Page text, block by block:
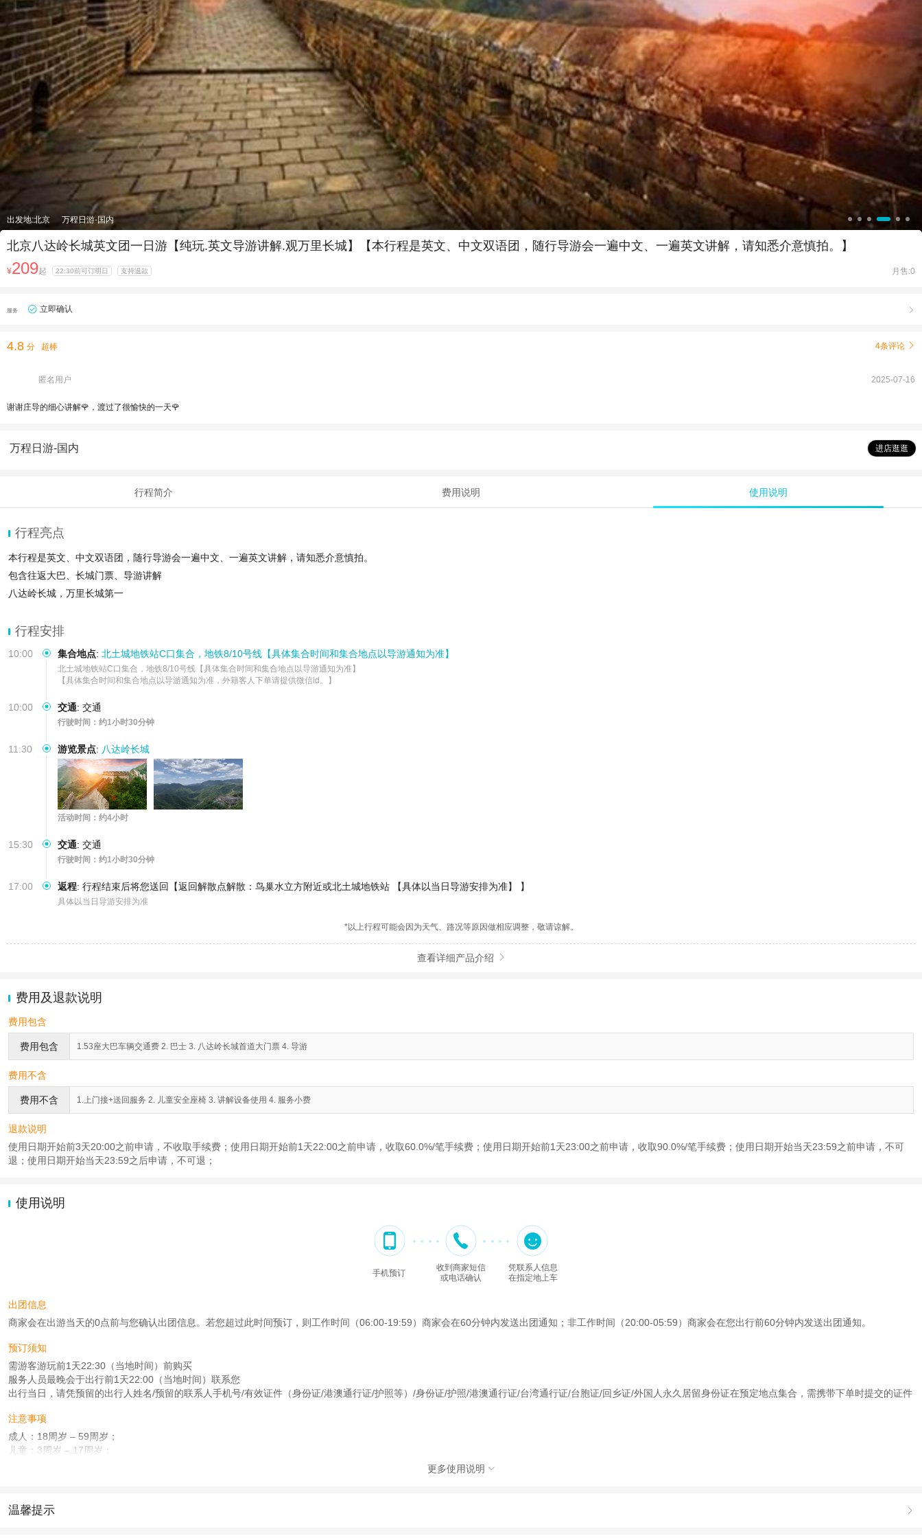
出发地:北京 万程日游-国内
北京八达岭长城英文团一日游【纯玩.英文导游讲解.观万里长城】【本行程是英文、中文双语团，随行导游会一遍中文、一遍英文讲解，请知悉介意慎拍。】
¥209起 22:30前可订明日 支持退款 月售:0
服务 立即确认 
4.8 分 超棒 4条评论 
匿名用户 2025-07-16
谢谢庄导的细心讲解🌹，渡过了很愉快的一天🌹
万程日游-国内 进店逛逛
行程简介 费用说明 使用说明
行程亮点
本行程是英文、中文双语团，随行导游会一遍中文、一遍英文讲解，请知悉介意慎拍。
包含往返大巴、长城门票、导游讲解
八达岭长城，万里长城第一
行程安排
10:00 集合地点: 北土城地铁站C口集合，地铁8/10号线【具体集合时间和集合地点以导游通知为准】
北土城地铁站C口集合，地铁8/10号线【具体集合时间和集合地点以导游通知为准】
【具体集合时间和集合地点以导游通知为准，外籍客人下单请提供微信id。】
10:00 交通: 交通
行驶时间：约1小时30分钟
11:30 游览景点: 八达岭长城
活动时间：约4小时
15:30 交通: 交通
行驶时间：约1小时30分钟
17:00 返程: 行程结束后将您送回【返回解散点解散：鸟巢水立方附近或北土城地铁站 【具体以当日导游安排为准】 】
具体以当日导游安排为准
*以上行程可能会因为天气、路况等原因做相应调整，敬请谅解。
查看详细产品介绍 
费用及退款说明
费用包含
费用包含 1.53座大巴车辆交通费 2. 巴士 3. 八达岭长城首道大门票 4. 导游
费用不含
费用不含 1.上门接+送回服务 2. 儿童安全座椅 3. 讲解设备使用 4. 服务小费
退款说明
使用日期开始前3天20:00之前申请，不收取手续费；使用日期开始前1天22:00之前申请，收取60.0%/笔手续费；使用日期开始前1天23:00之前申请，收取90.0%/笔手续费；使用日期开始当天23:59之前申请，不可
退；使用日期开始当天23:59之后申请，不可退；
使用说明
手机预订
收到商家短信
或电话确认
凭联系人信息
在指定地上车
出团信息
商家会在出游当天的0点前与您确认出团信息。若您超过此时间预订，则工作时间（06:00-19:59）商家会在60分钟内发送出团通知；非工作时间（20:00-05:59）商家会在您出行前60分钟内发送出团通知。
预订须知
需游客游玩前1天22:30（当地时间）前购买
服务人员最晚会于出行前1天22:00（当地时间）联系您
出行当日，请凭预留的出行人姓名/预留的联系人手机号/有效证件（身份证/港澳通行证/护照等）/身份证/护照/港澳通行证/台湾通行证/台胞证/回乡证/外国人永久居留身份证在预定地点集合，需携带下单时提交的证件
注意事项
成人：18周岁 – 59周岁；
儿童：3周岁 – 17周岁；
本产品由青岛驿路同行国际旅行社有限公司代理招徕，委托社为亿和时代（北京）国际旅行社有限公司，具体的旅游服务和操作由委托社及其有资质的地接社提供
更多使用说明 
温馨提示 